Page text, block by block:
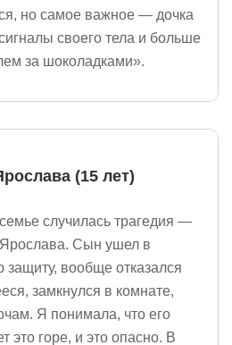
но самое важное — дочка
своего тела и больше
за шоколадками».
(15 лет)
случилась трагедия —
Сын ушел в
вообще отказался
замкнулся в комнате,
Я понимала, что его
это горе, и это опасно. В